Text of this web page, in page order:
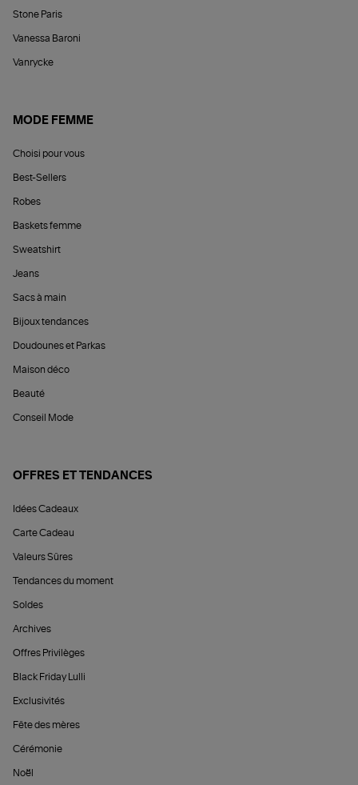
Stone Paris
Vanessa Baroni
Vanrycke
MODE FEMME
Choisi pour vous
Best-Sellers
Robes
Baskets femme
Sweatshirt
Jeans
Sacs à main
Bijoux tendances
Doudounes et Parkas
Maison déco
Beauté
Conseil Mode
OFFRES ET TENDANCES
Idées Cadeaux
Carte Cadeau
Valeurs Sûres
Tendances du moment
Soldes
Archives
Offres Privilèges
Black Friday Lulli
Exclusivités
Fête des mères
Cérémonie
Noël